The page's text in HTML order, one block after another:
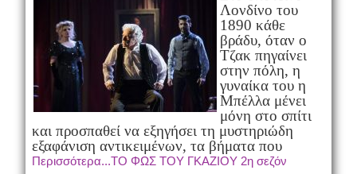
Λονδίνο του
1890 κάθε
βράδυ, όταν ο
Τζακ πηγαίνει
στην πόλη, η
γυναίκα του η
Μπέλλα μένει
μόνη στο σπίτι
και προσπαθεί να εξηγήσει τη μυστηριώδη
εξαφάνιση αντικειμένων, τα βήματα που
Περισσότερα...ΤΟ ΦΩΣ ΤΟΥ ΓΚΑΖΙΟΥ 2η σεζόν